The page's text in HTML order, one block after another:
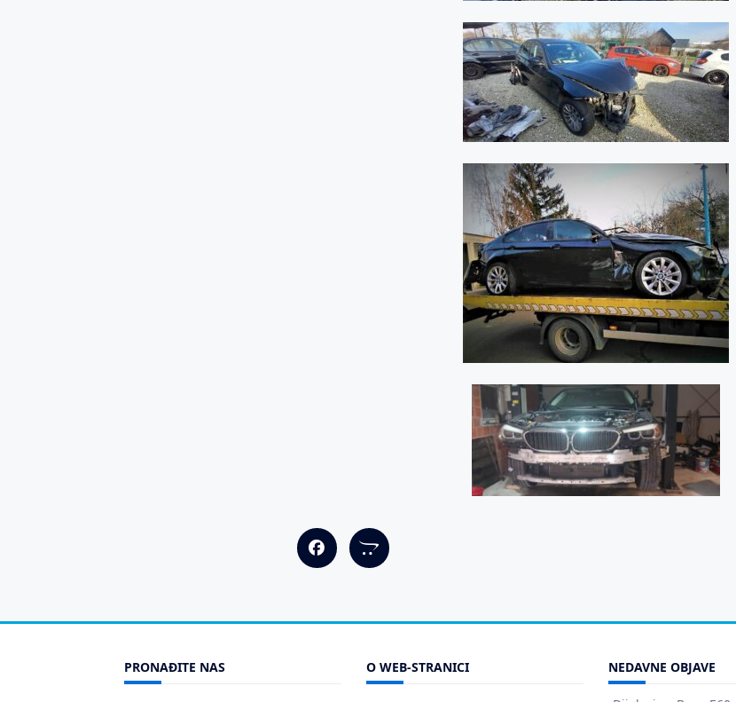
PRONAĐITE NAS O WEB-STRANICI NEDAVNE OBJAVE